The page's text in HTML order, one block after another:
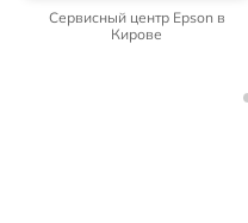
Сервисный центр Epson в
Кирове